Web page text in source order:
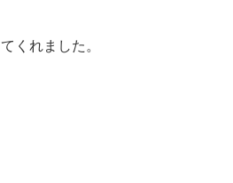
くれました。